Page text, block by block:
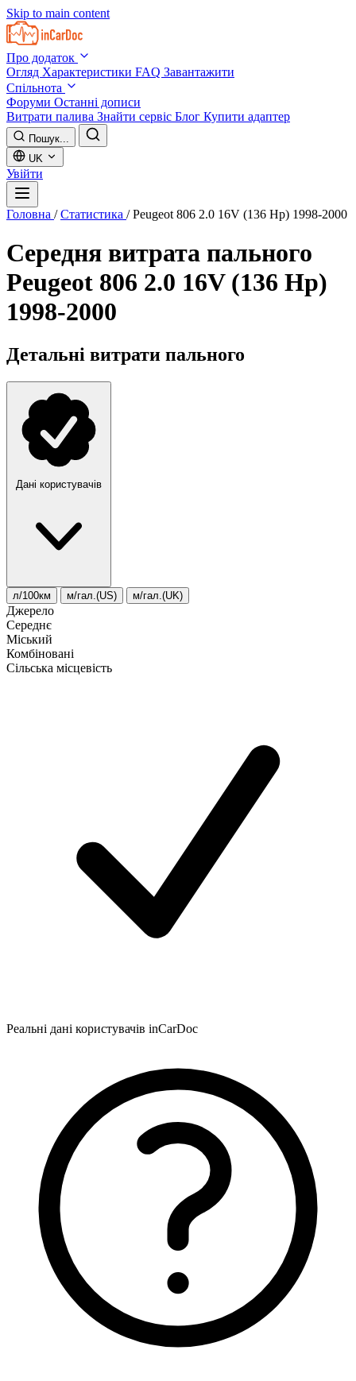
Skip to main content
Про додаток
Огляд Характеристики FAQ Завантажити
Спільнота
Форуми Останні дописи
Витрати палива Знайти сервіс Блог Купити адаптер
Пошук...
UK
Увійти
Головна / Статистика / Peugeot 806 2.0 16V (136 Hp) 1998-2000
Середня витрата пального
Peugeot 806 2.0 16V (136 Hp)
1998-2000
Детальні витрати пального
Дані користувачів
л/100км м/гал.(US) м/гал.(UK)
Джерело
Середнє
Міський
Комбіновані
Сільська місцевість
Реальні дані користувачів inCarDoc